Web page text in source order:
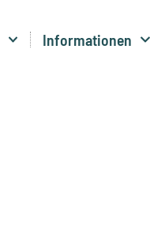
Informationen